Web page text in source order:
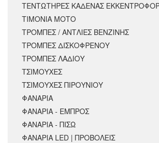
ΤΕΝΤΩΤΗΡΕΣ ΚΑΔΕΝΑΣ
ΤΙΜΟΝΙΑ ΜΟΤΟ
ΤΡΟΜΠΕΣ / ΑΝΤΛΙΕΣ ΒΕΝΖΙΝΗΣ
ΤΡΟΜΠΕΣ ΔΙΣΚΟΦΡΕΝΟΥ
ΤΡΟΜΠΕΣ ΛΑΔΙΟΥ
ΤΣΙΜΟΥΧΕΣ
ΤΣΙΜΟΥΧΕΣ ΠΙΡΟΥΝΙΟΥ
ΦΑΝΑΡΙΑ
ΦΑΝΑΡΙΑ - ΕΜΠΡΟΣ
ΦΑΝΑΡΙΑ - ΠΙΣΩ
ΦΑΝΑΡΙΑ LED | ΠΡΟΒΟΛΕΙΣ